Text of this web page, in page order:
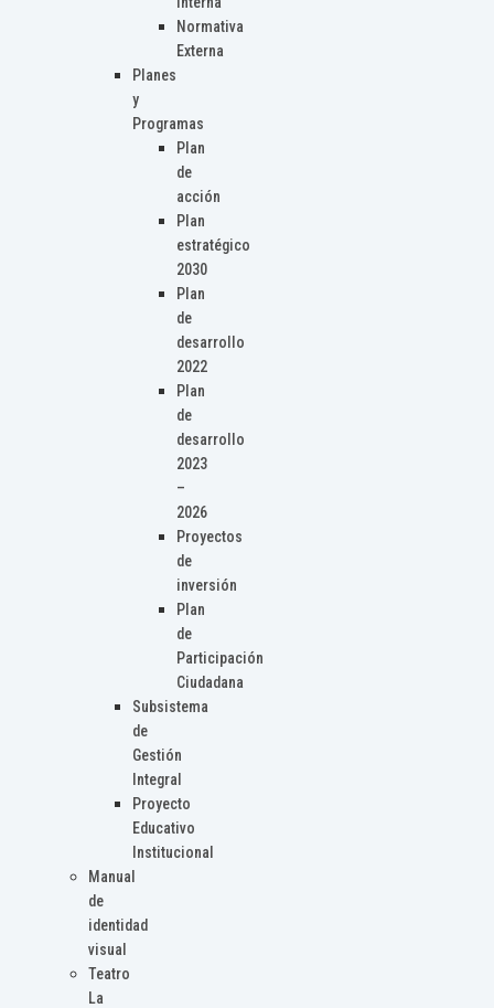
Normativa
Externa
Planes
y
Programas
Plan
de
acción
Plan
estratégico
2030
Plan
de
desarrollo
2022
Plan
de
desarrollo
2023
–
2026
Proyectos
de
inversión
Plan
de
Participación
Ciudadana
Subsistema
de
Gestión
Integral
Proyecto
Educativo
Institucional
Manual
de
identidad
visual
Teatro
La